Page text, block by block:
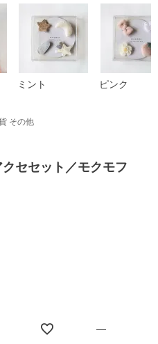
ミント ピンク
その他
セセット／モクモフ
—